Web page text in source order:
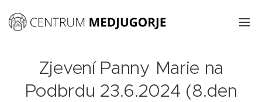
Zjevení Panny Marie na
Podbrdu 23.6.2024 (8.den